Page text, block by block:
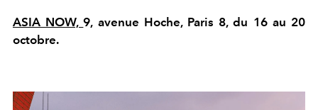
ASIA NOW,9, avenue Hoche, Paris 8, du 16 au 20
octobre.